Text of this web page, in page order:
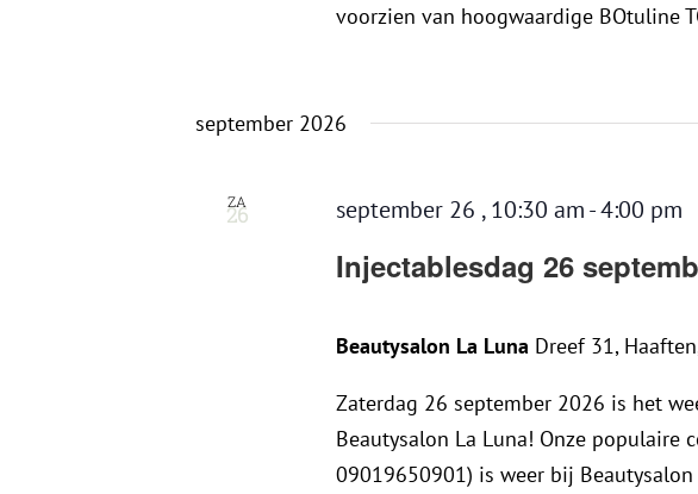
voorzien van hoogwaardige BOtuline
september 2026
ZA
26
Injectablesdag 26
september 26 , 10:30 am -4:00 pm
Beautysalon La Luna Dreef 31,
Zaterdag 26 september 2026 is het
Beautysalon La Luna! Onze populaire
09019650901) is weer bij